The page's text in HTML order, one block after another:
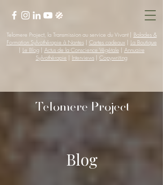
Telomere Project
Telomere Project, la Transmission au service du Vivant | Balades &
Formation Sylvothérapie à Nantes| Cartes cadeaux| La Boutique
| Le Blog| Actus de la Conscience Végétale | Annuaire
Sylvothérapie | Interviews | Copywriting
Blog